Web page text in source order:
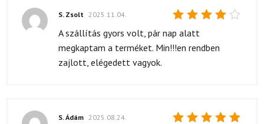
Értékelés:
4
S. Zsolt 2025.11.04.
A szállítás gyors volt, pár nap alatt
megkaptam a terméket. Min!!!en rendben
zajlott, elégedett vagyok.
S. Ádám 2025.08.24.